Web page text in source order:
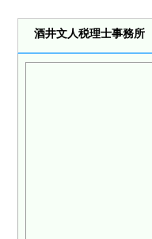
酒井文人税理士事務所